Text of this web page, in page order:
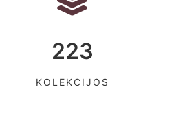
223
KOLEKCIJOS